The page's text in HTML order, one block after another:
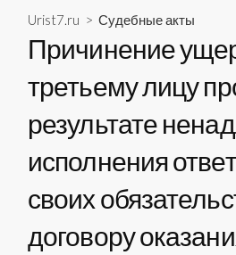
Urist7.ru > Судебные акты
Причинение
третьему лицу
результате
исполнения
своих
договору